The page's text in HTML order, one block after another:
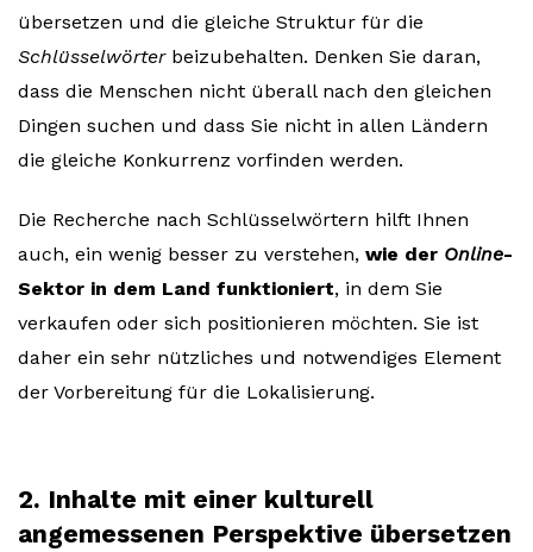
übersetzen und die gleiche Struktur für die
Schlüsselwörterbeizubehalten. Denken Sie daran,
dass die Menschen nicht überall nach den gleichen
Dingen suchen und dass Sie nicht in allen Ländern
die gleiche Konkurrenz vorfinden werden.
Die Recherche nach Schlüsselwörtern hilft Ihnen
auch, ein wenig besser zu verstehen, wie der Online-
Sektor in dem Land funktioniert, in dem Sie
verkaufen oder sich positionieren möchten. Sie ist
daher ein sehr nützliches und notwendiges Element
der Vorbereitung für die Lokalisierung.
2. Inhalte mit einer kulturell
angemessenen Perspektive übersetzen